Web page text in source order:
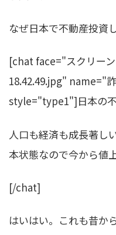
なぜ日本で不動産投資
[chat face="スクリー
18.42.49.jpg" name="
style="type1"]日本の不
人口も経済も成長著し
本状態なので今から値
[/chat]
はいはい。これも昔か